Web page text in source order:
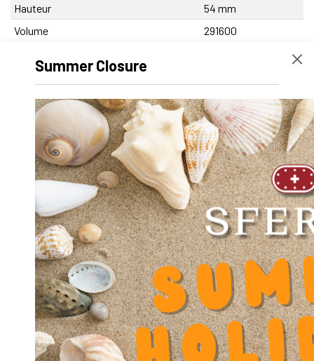
Hauteur
54 mm
Volume
291600
SA-OUV 6090 A x 45
Diamètre extérieur D
0
Diamètre intérieur d
0
Longueur
45 mm
Coeff. Facteur Dynamique Y
0.000000
Diamètre d'axe d
60
Diamètre Lamage u
17
Diamètre passage vis fixation support
10.5
Diamètre passage vis fixation support
10.4
Ecartement vis Y
82.5
Hauteur F
39.5
Summer Closure